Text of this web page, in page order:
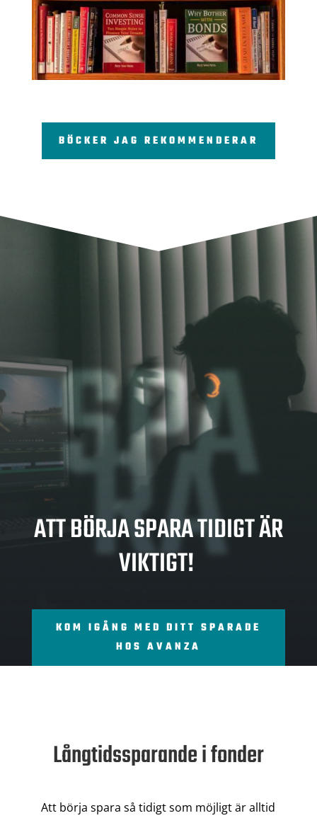
BÖCKER JAG REKOMMENDERAR
SPA
RA
ATT BÖRJA SPARA TIDIGT ÄR
VIKTIGT!
KOM IGÅNG MED DITT SPARADE
HOS AVANZA
Långtidssparande i fonder
Att börja spara så tidigt som möjligt är alltid